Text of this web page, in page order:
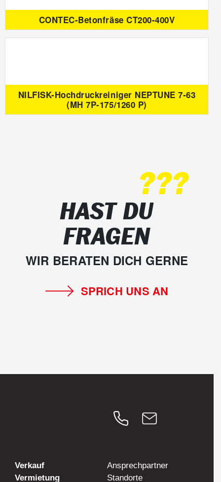
CONTEC-Betonfräse CT200-400V
NILFISK-Hochdruckreiniger NEPTUNE 7-63
(MH 7P-175/1260 P)
???
HAST DU
FRAGEN
WIR BERATEN DICH GERNE
SPRICH UNS AN
Verkauf
Vermietung
Ansprechpartner
Standorte